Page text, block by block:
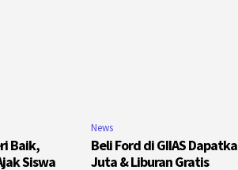
Baik,
Siswa
News
Beli Ford di GIIAS
Juta & Liburan Gratis